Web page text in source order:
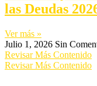
las Deudas
Ver más »
Julio 1, 2026 Sin
Revisar Más Contenido
Revisar Más Contenido